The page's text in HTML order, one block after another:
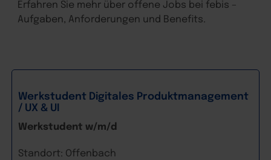
Erfahren Sie mehr über offene Jobs bei febis –
Aufgaben, Anforderungen und Benefits.
Werkstudent Digitales Produktmanagement
/ UX & UI
Werkstudent w/m/d
Standort: Offenbach